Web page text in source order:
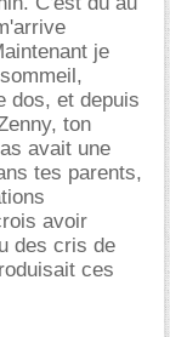
je
dos, et depuis
ton
avait une
tes parents,
avoir
des cris de
ces